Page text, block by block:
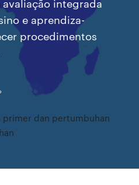
e aprendiza-
procedimentos
primer dan pertumbuhan